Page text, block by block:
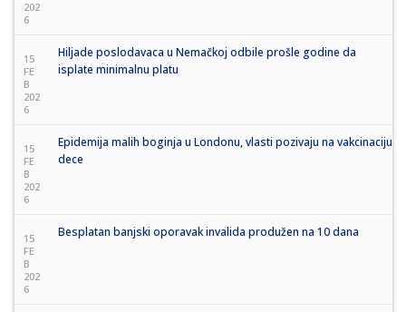
202
6
15
FE
B
202
6
Hiljade poslodavaca u Nemačkoj odbile prošle godine da
isplate minimalnu platu
15
FE
B
202
6
Epidemija malih boginja u Londonu, vlasti pozivaju na vakcinaciju
dece
15
FE
B
202
6
Besplatan banjski oporavak invalida produžen na 10 dana